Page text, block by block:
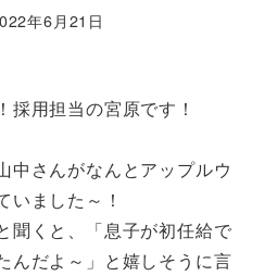
年6月21日
採用担当の宮原です！
中さんがなんとアップルウ
いました～！
聞くと、「息子が初任給で
んだよ～」と嬉しそうに言